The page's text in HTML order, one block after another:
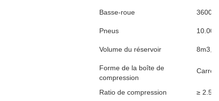
Basse-roue 3600
Pneus
Volume du réservoir 8m3,
Forme de la boîte de
compression
Ratio de compression ≥ 2.5